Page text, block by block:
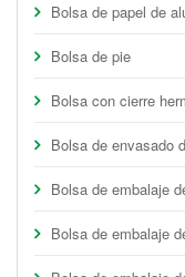
Bolsa de papel de
Bolsa de pie
Bolsa con cierre
Bolsa de envasado
Bolsa de embalaje
Bolsa de embalaje